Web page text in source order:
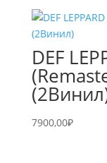
DEF
7900,00₽